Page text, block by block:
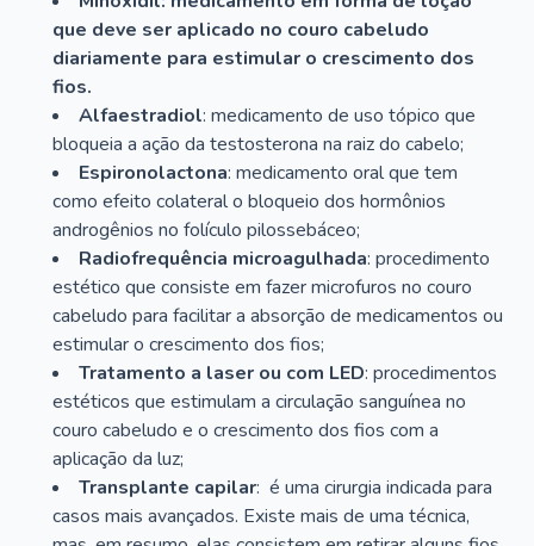
que deve ser aplicado no couro cabeludo
diariamente para estimular o crescimento dos
fios.
Alfaestradiol: medicamento de uso tópico que
bloqueia a ação da testosterona na raiz do cabelo;
Espironolactona: medicamento oral que tem
como efeito colateral o bloqueio dos hormônios
androgênios no folículo pilossebáceo;
Radiofrequência microagulhada: procedimento
estético que consiste em fazer microfuros no couro
cabeludo para facilitar a absorção de medicamentos ou
estimular o crescimento dos fios;
Tratamento a laser ou com LED: procedimentos
estéticos que estimulam a circulação sanguínea no
couro cabeludo e o crescimento dos fios com a
aplicação da luz;
Transplante capilar: é uma cirurgia indicada para
casos mais avançados. Existe mais de uma técnica,